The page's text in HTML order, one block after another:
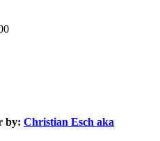
by: Christian Esch aka